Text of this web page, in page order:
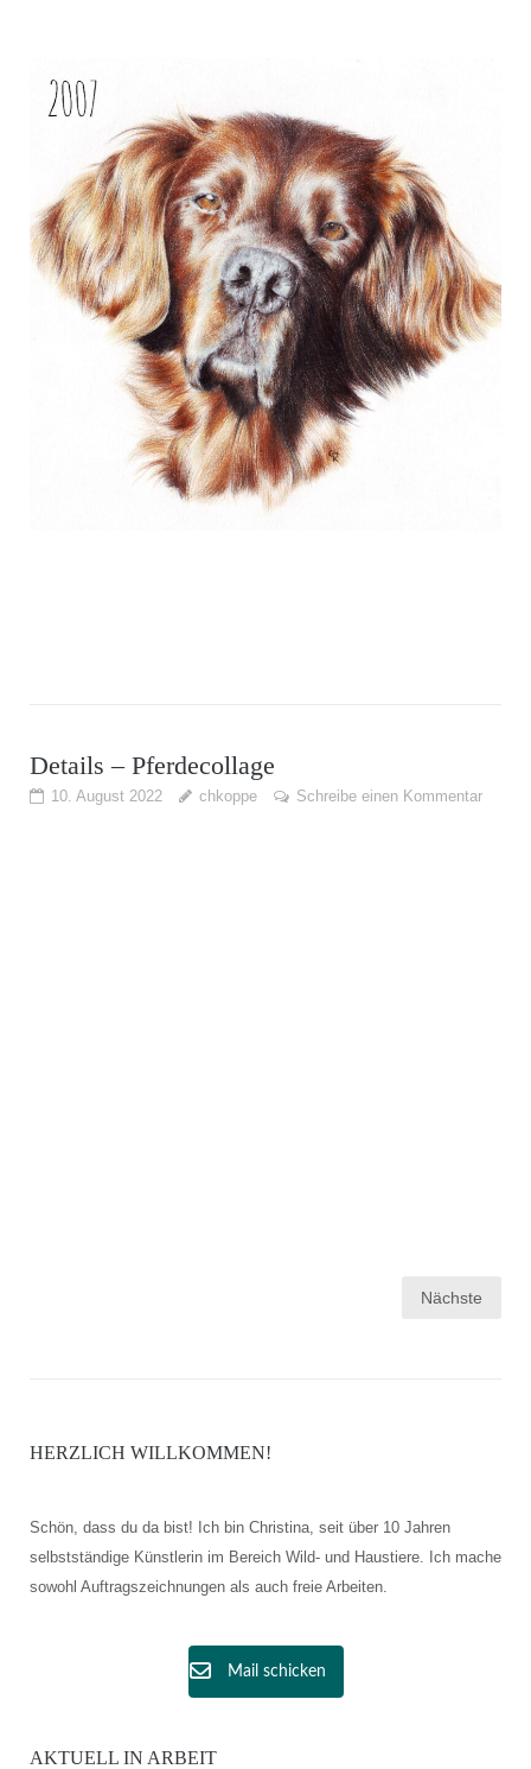
Details – Pferdecollage
10. August 2022 chkoppe Schreibe einen Kommentar
Nächste
HERZLICH WILLKOMMEN!
Schön, dass du da bist! Ich bin Christina, seit über 10 Jahren
selbstständige Künstlerin im Bereich Wild- und Haustiere. Ich mache
sowohl Auftragszeichnungen als auch freie Arbeiten.
Mail schicken
AKTUELL IN ARBEIT